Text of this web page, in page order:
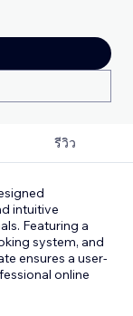
รีวิว
intuitive
Featuring a
system, and
ensures a user-
online